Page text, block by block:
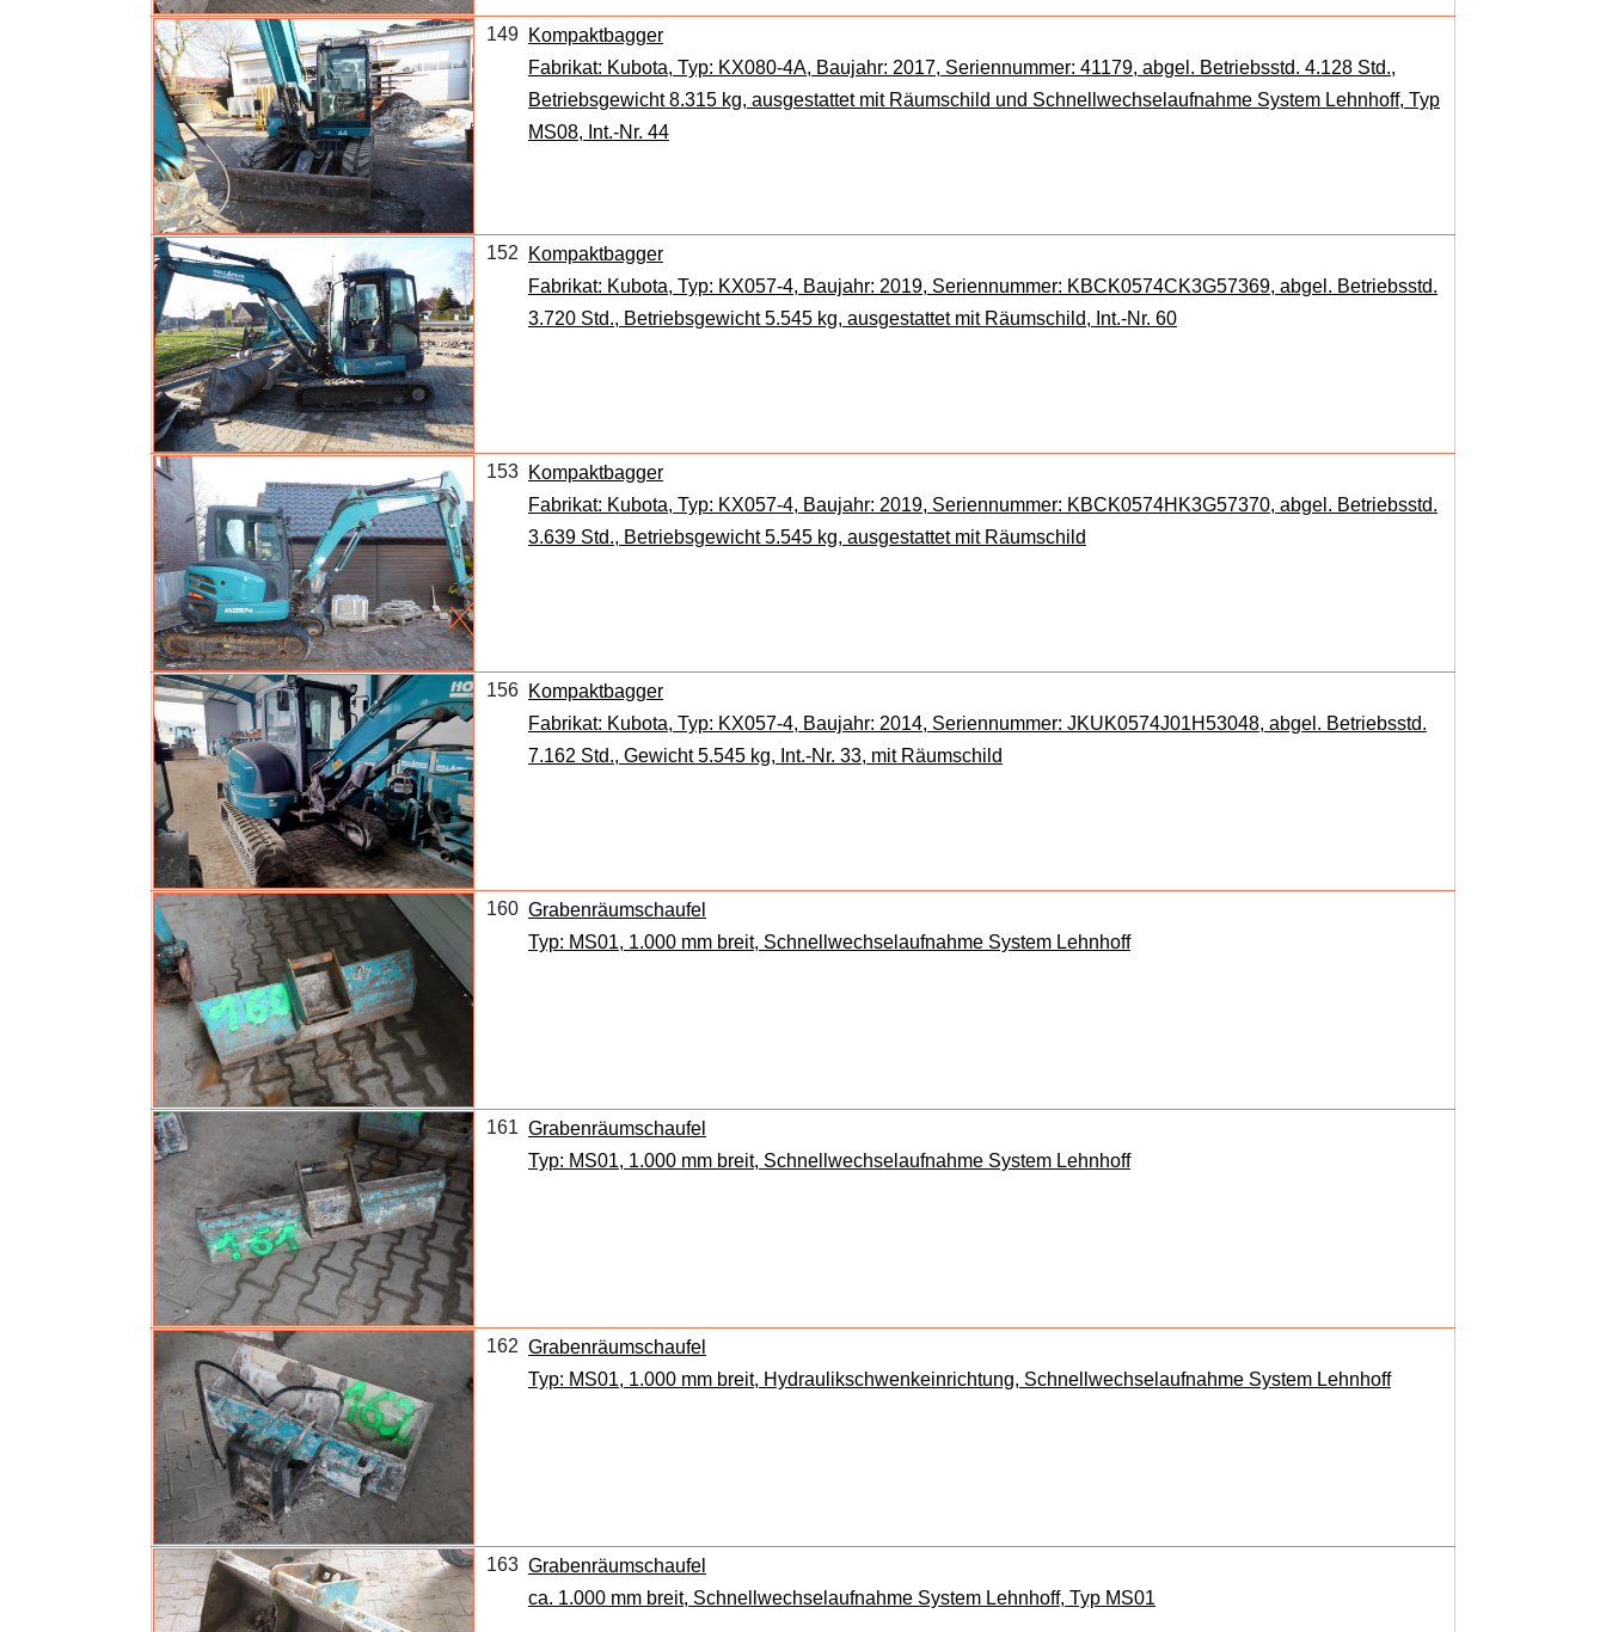
149 Kompaktbagger
Fabrikat: Kubota, Typ: KX080-4A, Baujahr: 2017, Seriennummer: 41179, abgel. Betriebsstd. 4.128 Std.,
Betriebsgewicht 8.315 kg, ausgestattet mit Räumschild und Schnellwechselaufnahme System Lehnhoff, Typ
MS08, Int.-Nr. 44
152
Kompaktbagger
Fabrikat: Kubota, Typ: KX057-4, Baujahr: 2019, Seriennummer: KBCK0574CK3G57369, abgel. Betriebsstd.
3.720 Std., Betriebsgewicht 5.545 kg, ausgestattet mit Räumschild, Int.-Nr. 60
153 Kompaktbagger
Fabrikat: Kubota, Typ: KX057-4, Baujahr: 2019, Seriennummer: KBCK0574HK3G57370, abgel. Betriebsstd.
3.639 Std., Betriebsgewicht 5.545 kg, ausgestattet mit Räumschild
156 Kompaktbagger
Fabrikat: Kubota, Typ: KX057-4, Baujahr: 2014, Seriennummer: JKUK0574J01H53048, abgel. Betriebsstd.
7.162 Std., Gewicht 5.545 kg, Int.-Nr. 33, mit Räumschild
160 Grabenräumschaufel
Typ: MS01, 1.000 mm breit, Schnellwechselaufnahme System Lehnhoff
161 Grabenräumschaufel
Typ: MS01, 1.000 mm breit, Schnellwechselaufnahme System Lehnhoff
162 Grabenräumschaufel
Typ: MS01, 1.000 mm breit, Hydraulikschwenkeinrichtung, Schnellwechselaufnahme System Lehnhoff
163 Grabenräumschaufel
ca. 1.000 mm breit, Schnellwechselaufnahme System Lehnhoff, Typ MS01